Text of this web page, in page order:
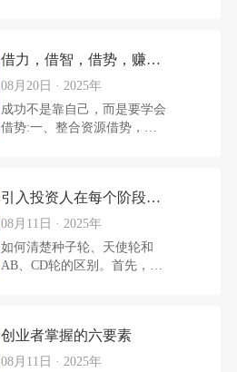
借力，借智，借势，赚钱的三把药
08月20日 · 2025年
成功不是靠自己，而是要学会
借势:一、整合资源借势，很
想着什么事都自己做，什么困
难都自己解决，到最后你累的
他自己本身并不是有多厉害，
但是整合了诸葛亮、关羽、张
钱最快的途径其实要学会复
制，而不是一味的创新，你身
边有人一年挣100万
引入投资人在每个阶段的股权分配
08月11日 · 2025年
如何清楚种子轮、天使轮和
AB、CD轮的区别。首先，种
万，同时出让的股权也不超过
20%。天使轮投的是人，主要
创业者掌握的六要素
08月11日 · 2025年